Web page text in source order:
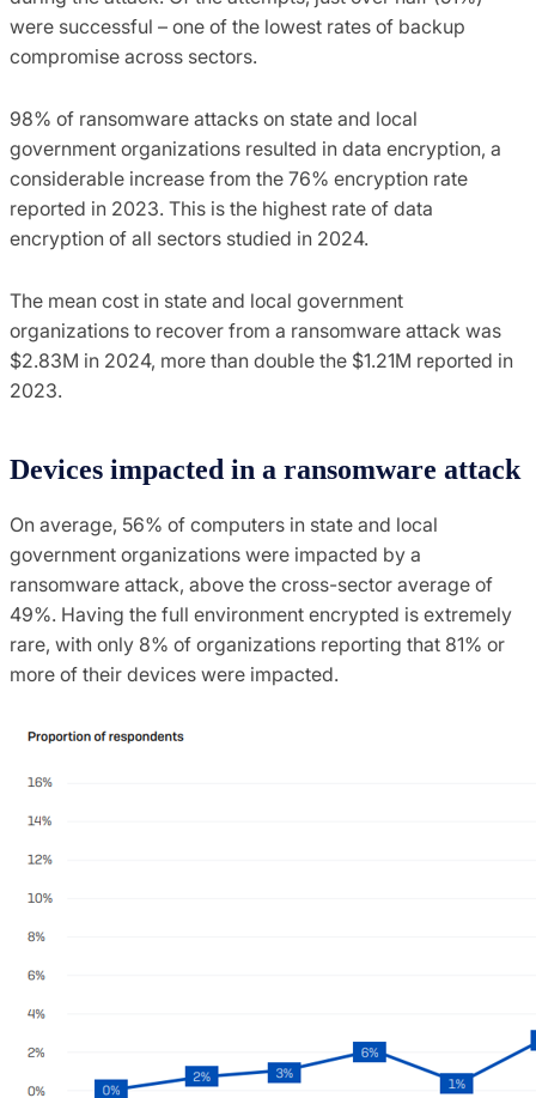
were successful – one of the lowest rates of backup
compromise across sectors.
98% of ransomware attacks on state and local
government organizations resulted in data encryption, a
considerable increase from the 76% encryption rate
reported in 2023. This is the highest rate of data
encryption of all sectors studied in 2024.
The mean cost in state and local government
organizations to recover from a ransomware attack was
$2.83M in 2024, more than double the $1.21M reported in
2023.
Devices impacted in a ransomware attack
On average, 56% of computers in state and local
government organizations were impacted by a
ransomware attack, above the cross-sector average of
49%. Having the full environment encrypted is extremely
rare, with only 8% of organizations reporting that 81% or
more of their devices were impacted.